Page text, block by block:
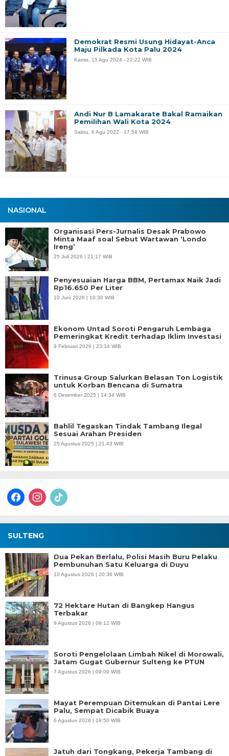
NASIONAL
Organisasi Pers-Jurnalis Desak Prabowo
Minta Maaf soal Sebut Wartawan ‘Londo
Ireng’
25 Juli 2026 | 21:17 WIB
Penyesuaian Harga BBM, Pertamax Naik Jadi
Rp16.650 Per Liter
10 Juni 2026 | 10:30 WIB
Ekonom Untad Soroti Pengaruh Lembaga
Pemeringkat Kredit terhadap Iklim Investasi
9 Februari 2026 | 23:14 WIB
Trinusa Group Salurkan Belasan Ton Logistik
untuk Korban Bencana di Sumatra
6 Desember 2025 | 14:34 WIB
Bahlil Tegaskan Tindak Tambang Ilegal
Sesuai Arahan Presiden
25 Agustus 2025 | 21:43 WIB
facebookinstagram
tiktok
Demokrat Resmi Usung Hidayat-Anca
Maju Pilkada Kota Palu 2024
Kamis, 15 Agu 2024 - 22:22 WIB
Andi Nur B Lamakarate Bakal Ramaikan
Pemilihan Wali Kota 2024
Sabtu, 6 Agu 2022 - 17:58 WIB
SULTENG
Dua Pekan Berlalu, Polisi Masih Buru Pelaku
Pembunuhan Satu Keluarga di Duyu
10 Agustus 2026 | 20:36 WIB
72 Hektare Hutan di Bangkep Hangus
Terbakar
9 Agustus 2026 | 08:12 WIB
Soroti Pengelolaan Limbah Nikel di Morowali,
Jatam Gugat Gubernur Sulteng ke PTUN
7 Agustus 2026 | 09:09 WIB
Mayat Perempuan Ditemukan di Pantai Lere
Palu, Sempat Dicabik Buaya
6 Agustus 2026 | 18:50 WIB
Jatuh dari Tongkang, Pekerja Tambang di